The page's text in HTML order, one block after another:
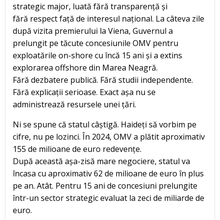
strategic major, luată fără transparență și
fără respect față de interesul național. La câteva zile
după vizita premierului la Viena, Guvernul a
prelungit pe tăcute concesiunile OMV pentru
exploatările on-shore cu încă 15 ani și a extins
explorarea offshore din Marea Neagră.
Fără dezbatere publică. Fără studii independente.
Fără explicații serioase. Exact așa nu se
administrează resursele unei țări.
Ni se spune că statul câștigă. Haideți să vorbim pe
cifre, nu pe lozinci. În 2024, OMV a plătit aproximativ
155 de milioane de euro redevențe.
După această așa-zisă mare negociere, statul va
încasa cu aproximativ 62 de milioane de euro în plus
pe an. Atât. Pentru 15 ani de concesiuni prelungite
într-un sector strategic evaluat la zeci de miliarde de
euro.